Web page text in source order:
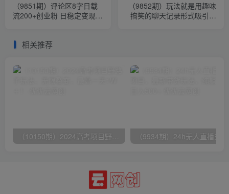
（9851期）评论区8字日载
流200+创业粉 日稳定变现
（9852期）玩法就是用趣味
搞笑的聊天记录形式吸引年
相关推荐
（10150期）2024高考项目野路子玩法，无限裂变，最高一天1W＋！